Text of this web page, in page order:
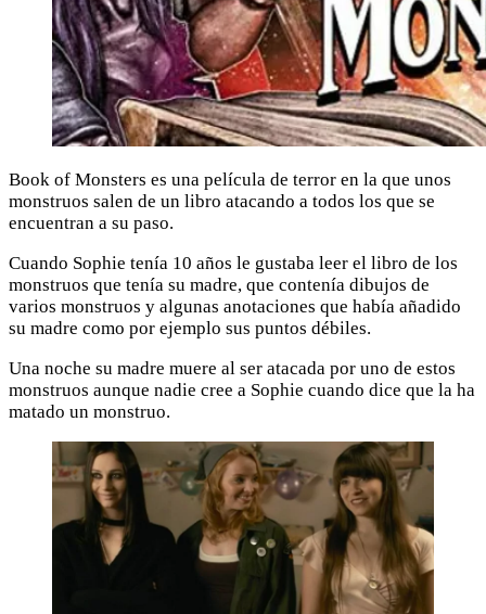
Book of Monsters es una película de terror en la que unos
monstruos salen de un libro atacando a todos los que se
encuentran a su paso.
Cuando Sophie tenía 10 años le gustaba leer el libro de los
monstruos que tenía su madre, que contenía dibujos de
varios monstruos y algunas anotaciones que había añadido
su madre como por ejemplo sus puntos débiles.
Una noche su madre muere al ser atacada por uno de estos
monstruos aunque nadie cree a Sophie cuando dice que la ha
matado un monstruo.